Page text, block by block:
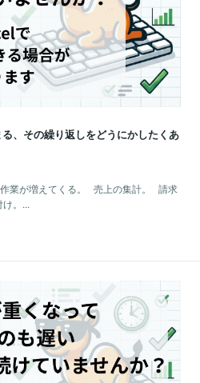
、その繰り返しをどうにかしたくあ
業が増えてくる。 売上の集計。 請求
。...